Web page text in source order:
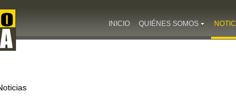
INICIO QUIÉNES SOMOS